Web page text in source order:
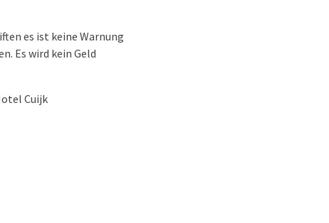
es ist keine Warnung
Es wird kein Geld
Cuijk